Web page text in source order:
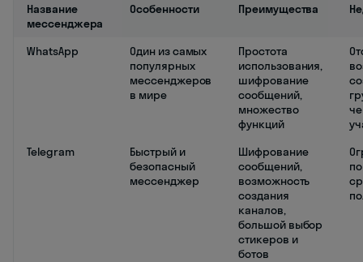
Название
мессенджера
Особенности Преимущества
WhatsApp
Один из самых
популярных
мессенджеров
в мире
Простота
использования,
шифрование
сообщений,
множество
функций
Telegram
Быстрый и
безопасный
мессенджер
Шифрование
сообщений,
возможность
создания
каналов,
большой выбор
стикеров и
ботов